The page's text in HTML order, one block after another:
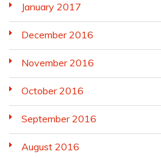
January 2017
December 2016
November 2016
October 2016
September 2016
August 2016